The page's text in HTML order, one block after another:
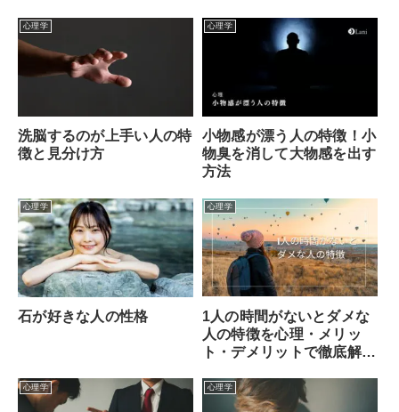
心理学
洗脳するのが上手い人の特
徴と見分け方
心理学
小物感が漂う人の特徴！小
物臭を消して大物感を出す
方法
心理学
石が好きな人の性格
心理学
1人の時間がないとダメな
人の特徴を心理・メリッ
ト・デメリットで徹底解
心理学 心理学